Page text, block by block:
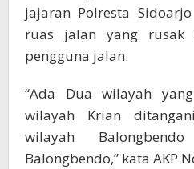
jajaran Polresta
ruas jalan yang rusak
pengguna jalan.
“Ada Dua wilayah
wilayah Krian
wilayah
Balongbendo,” kata AKP